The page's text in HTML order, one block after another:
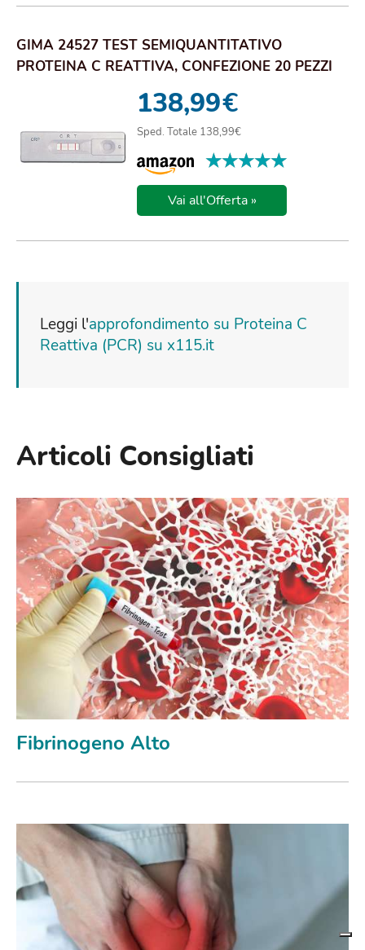
GIMA 24527 TEST SEMIQUANTITATIVO
PROTEINA C REATTIVA, CONFEZIONE 20 PEZZI
138,99€
Sped. Totale 138,99€
★★★★★
★★★★★
Vai all'Offerta »
Leggi l'approfondimento su Proteina C
Reattiva (PCR) su x115.it
Articoli Consigliati
Fibrinogeno Alto